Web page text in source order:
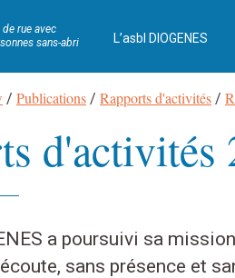
de rue avec
sans-abri
L’asbl DIOGENES
/ Publications/ Rapports d'activités/
d'activités
a poursuivi sa
sans présence et